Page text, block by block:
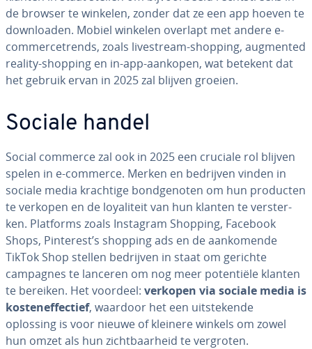
de browser te winkelen, zonder dat ze een app hoeven te
down­lo­a­den. Mobiel winkelen overlapt met andere e-
com­mer­ce­trends, zoals li­vestream-shopping, augmented
reality-shopping en in-app-aankopen, wat betekent dat
het gebruik ervan in 2025 zal blijven groeien.
Sociale handel
Social commerce zal ook in 2025 een cruciale rol blijven
spelen in e-commerce. Merken en bedrijven vinden in
sociale media krachtige bond­ge­no­ten om hun producten
te verkopen en de loy­a­li­teit van hun klanten te ver­ster­
ken. Platforms zoals Instagram Shopping, Facebook
Shops, Pinterest’s shopping ads en de aan­ko­men­de
TikTok Shop stellen bedrijven in staat om gerichte
campagnes te lanceren om nog meer po­ten­ti­ë­le klanten
te bereiken. Het voordeel: verkopen via sociale media is
kos­ten­ef­fec­tief, waardoor het een uit­ste­ken­de
oplossing is voor nieuwe of kleinere winkels om zowel
hun omzet als hun zicht­baar­heid te vergroten.